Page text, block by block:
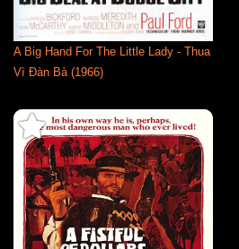
A Big Hand For The Little Lady - Thua
Vì Đàn Bà (1966)